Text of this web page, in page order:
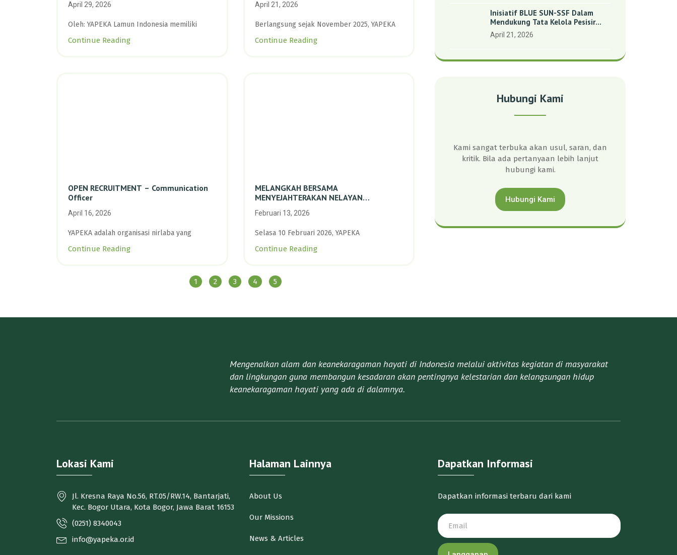
Kolaborasi Konservasi
April 29, 2026
Oleh: YAPEKA Lamun Indonesia memiliki
Continue Reading
Kepulauan Riau
April 21, 2026
Berlangsung sejak November 2025, YAPEKA
Continue Reading
OPEN RECRUITMENT – Communication
Officer
April 16, 2026
YAPEKA adalah organisasi nirlaba yang
Continue Reading
MELANGKAH BERSAMA
MENYEJAHTERAKAN NELAYAN
TRANSISI BERKELANJUTAN BERBASIS
Februari 13, 2026
Selasa 10 Februari 2026, YAPEKA
Continue Reading
1 2 3 4 5
Inisiatif BLUE SUN-SSF Dalam
Mendukung Tata Kelola Pesisir
Melalui Pemetaan Partisipatif Di
Enam Desa Kepulauan Riau
April 21, 2026
Hubungi Kami
Kami sangat terbuka akan usul, saran, dan
kritik. Bila ada pertanyaan lebih lanjut
hubungi kami.
Hubungi Kami
Mengenalkan alam dan keanekaragaman hayati di Indonesia melalui aktivitas kegiatan di masyarakat
dan lingkungan guna membangun kesadaran akan pentingnya kelestarian dan kelangsungan hidup
keanekaragaman hayati yang ada di dalamnya.​
Lokasi Kami
Jl. Kresna Raya No.56, RT.05/RW.14, Bantarjati,
Kec. Bogor Utara, Kota Bogor, Jawa Barat 16153
(0251) 8340043
info@yapeka.or.id
Halaman Lainnya
About Us
Our Missions
News & Articles
Dapatkan Informasi
Dapatkan informasi terbaru dari kami